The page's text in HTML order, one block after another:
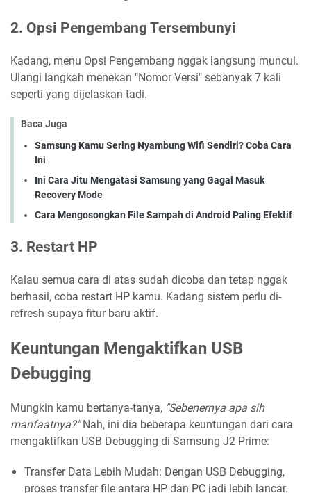
2. Opsi Pengembang Tersembunyi
Kadang, menu Opsi Pengembang nggak langsung muncul.
Ulangi langkah menekan "Nomor Versi" sebanyak 7 kali
seperti yang dijelaskan tadi.
Baca Juga
Samsung Kamu Sering Nyambung Wifi Sendiri? Coba Cara
Ini
Ini Cara Jitu Mengatasi Samsung yang Gagal Masuk
Recovery Mode
Cara Mengosongkan File Sampah di Android Paling Efektif
3. Restart HP
Kalau semua cara di atas sudah dicoba dan tetap nggak
berhasil, coba restart HP kamu. Kadang sistem perlu di-
refresh supaya fitur baru aktif.
Keuntungan Mengaktifkan USB
Debugging
Mungkin kamu bertanya-tanya, "Sebenernya apa sih
manfaatnya?"Nah, ini dia beberapa keuntungan dari cara
mengaktifkan USB Debugging di Samsung J2 Prime:
Transfer Data Lebih Mudah: Dengan USB Debugging,
proses transfer file antara HP dan PC jadi lebih lancar.